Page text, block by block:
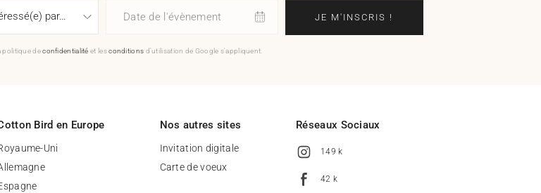
Date de l'évènement JE M'INSCRIS !
politique deconfidentialité et lesconditions d'utilisation de Google s'appliquent.
Bird en Europe
Uni
Nos autres sites
Invitation digitale
Carte de voeux
Réseaux Sociaux
149 k
42 k